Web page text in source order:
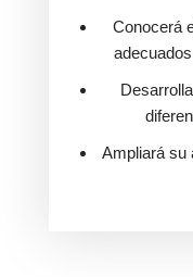
Conocerá
Ampliará su